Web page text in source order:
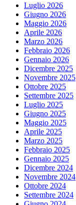
Luglio 2026
Giugno 2026
Maggio 2026
Aprile 2026
Marzo 2026
Febbraio 2026
Gennaio 2026
Dicembre 2025
Novembre 2025
Ottobre 2025
Settembre 2025
Luglio 2025
Giugno 2025
Maggio 2025
Aprile 2025
Marzo 2025
Febbraio 2025
Gennaio 2025
Dicembre 2024
Novembre 2024
Ottobre 2024
Settembre 2024